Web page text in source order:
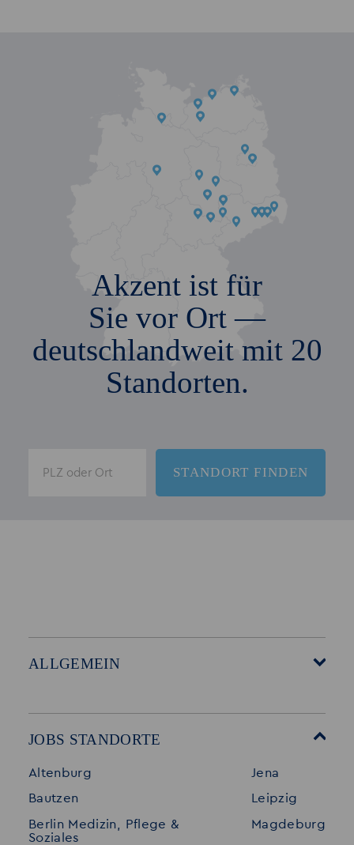
Akzent ist für
Sie vor Ort —
deutschlandweit mit 20
Standorten.
ALLGEMEIN
Für Bewerber
Stellenangebote
Initiativ bewerben
Merkzettel
Referenzen
Interne Jobs
JOBS STANDORTE
Altenburg
Bautzen
Berlin Medizin, Pflege &
Soziales
Jena
Leipzig
Magdeburg